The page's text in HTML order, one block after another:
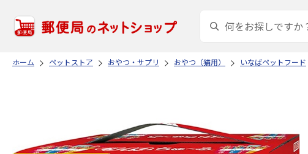
ホーム ペットストア おやつ・サプリ おやつ（猫用） いなばペットフード